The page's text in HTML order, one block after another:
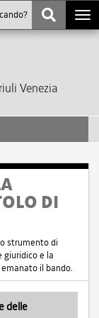
Venezia
DI
strumento di
giuridico e la
il bando.
delle